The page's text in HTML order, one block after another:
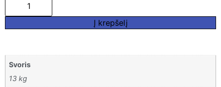
Į krepšelį
Svoris
13 kg